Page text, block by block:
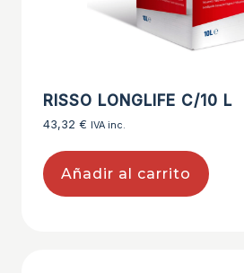
RISSO LONGLIFE C/10 L
43,32 € IVA inc.
Añadir al carrito